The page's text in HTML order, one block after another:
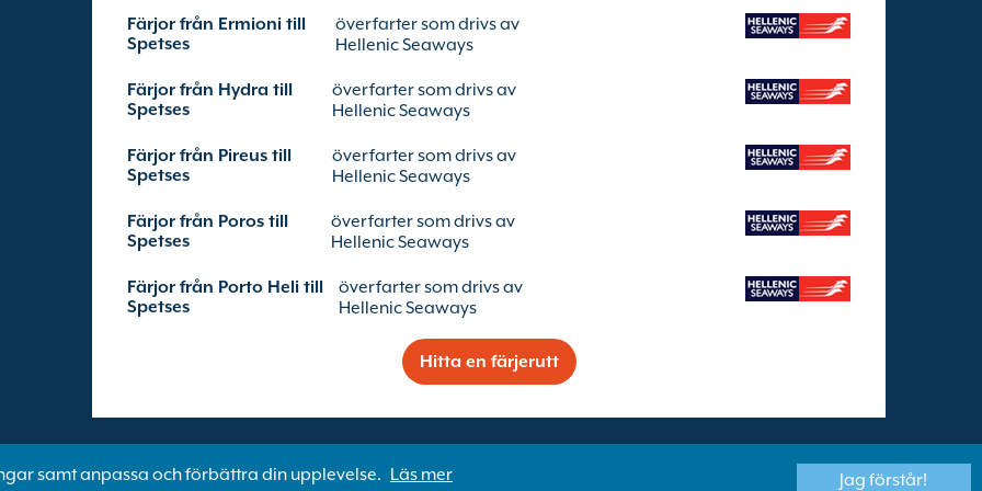
Färjor från Ermioni till
Spetses
överfarter som drivs av
Hellenic Seaways
Färjor från Hydra till
Spetses
överfarter som drivs av
Hellenic Seaways
Färjor från Pireus till
Spetses
överfarter som drivs av
Hellenic Seaways
Färjor från Poros till
Spetses
överfarter som drivs av
Hellenic Seaways
Färjor från Porto Heli till
Spetses
överfarter som drivs av
Hellenic Seaways
Hitta en färjerutt
Copyright © Newincco 1399 Limited
samt anpassa och förbättra din upplevelse. Läs mer Jag förstår!